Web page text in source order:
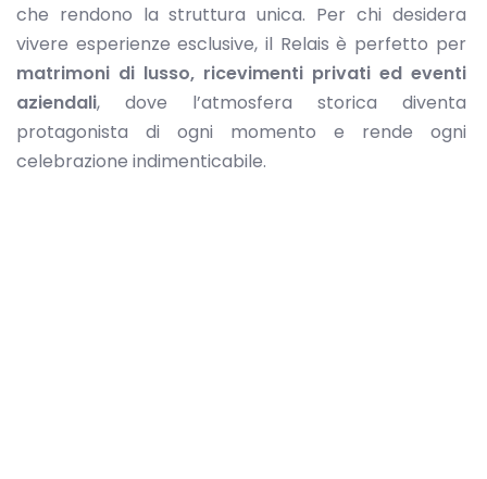
che rendono la struttura unica. Per chi desidera
vivere esperienze esclusive, il Relais è perfetto per
matrimoni di lusso, ricevimenti privati ed eventi
aziendali, dove l’atmosfera storica diventa
protagonista di ogni momento e rende ogni
celebrazione indimenticabile.